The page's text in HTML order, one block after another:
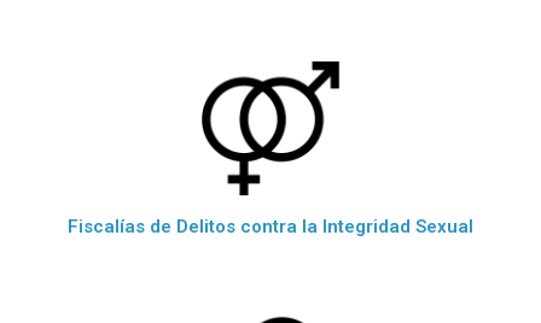
Fiscalías de Delitos contra la Integridad Sexual